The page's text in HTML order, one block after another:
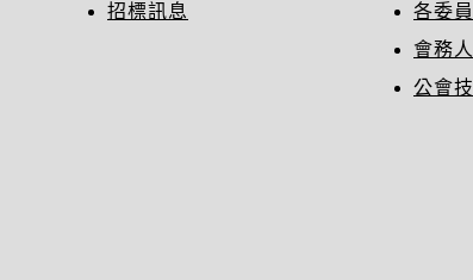
招標訊息
各委
會務
公會